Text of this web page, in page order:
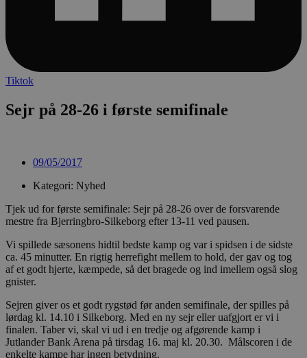
Tiktok
Sejr på 28-26 i første semifinale
09/05/2017
Kategori: Nyhed
Tjek ud for første semifinale: Sejr på 28-26 over de forsvarende
mestre fra Bjerringbro-Silkeborg efter 13-11 ved pausen.
Vi spillede sæsonens hidtil bedste kamp og var i spidsen i de sidste
ca. 45 minutter. En rigtig herrefight mellem to hold, der gav og tog
af et godt hjerte, kæmpede, så det bragede og ind imellem også slog
gnister.
Sejren giver os et godt rygstød før anden semifinale, der spilles på
lørdag kl. 14.10 i Silkeborg. Med en ny sejr eller uafgjort er vi i
finalen. Taber vi, skal vi ud i en tredje og afgørende kamp i
Jutlander Bank Arena på tirsdag 16. maj kl. 20.30. Målscoren i de
enkelte kampe har ingen betydning.